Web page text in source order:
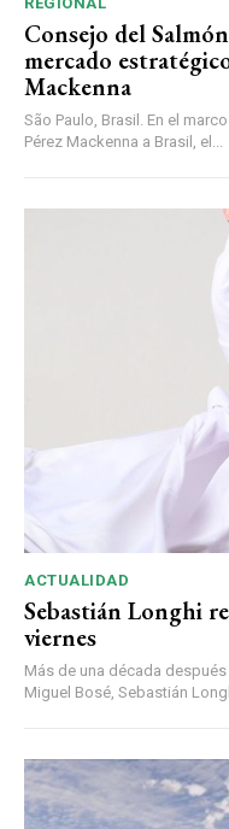
Consejo del
mercado
Mackenna
São Paulo, Brasil. En el
Pérez Mackenna a Brasil, el...
ACTUALIDAD
Sebastián Longhi
viernes
Más de una década
Miguel Bosé, Sebastián